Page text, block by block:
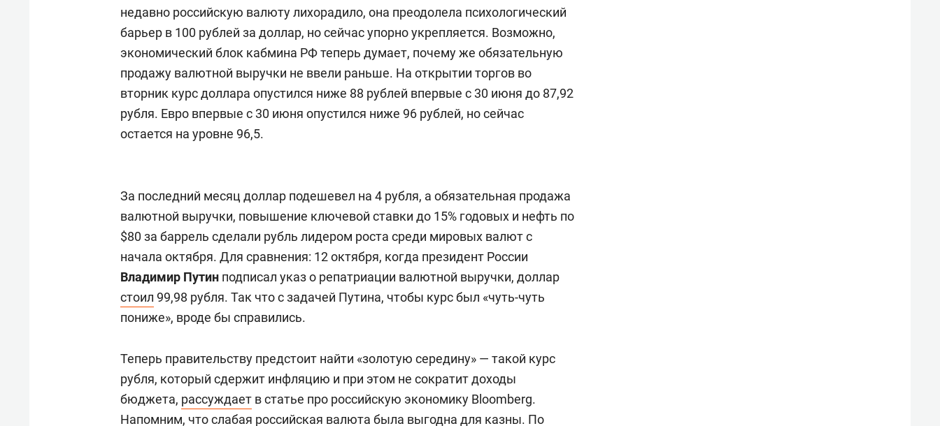
недавно российскую валюту лихорадило, она преодолела психологический
барьер в 100 рублей за доллар, но сейчас упорно укрепляется. Возможно,
экономический блок кабмина РФ теперь думает, почему же обязательную
продажу валютной выручки не ввели раньше. На открытии торгов во
вторник курс доллара опустился ниже 88 рублей впервые с 30 июня до 87,92
рубля. Евро впервые с 30 июня опустился ниже 96 рублей, но сейчас
остается на уровне 96,5.
За последний месяц доллар подешевел на 4 рубля, а обязательная продажа
валютной выручки, повышение ключевой ставки до 15% годовых и нефть по
$80 за баррель сделали рубль лидером роста среди мировых валют с
начала октября. Для сравнения: 12 октября, когда президент России
Владимир Путин подписал указ о репатриации валютной выручки, доллар
стоил 99,98 рубля. Так что с задачей Путина, чтобы курс был «чуть-чуть
пониже», вроде бы справились.
Теперь правительству предстоит найти «золотую середину» — такой курс
рубля, который сдержит инфляцию и при этом не сократит доходы
бюджета, рассуждает в статье про российскую экономику Bloomberg.
Напомним, что слабая российская валюта была выгодна для казны. По